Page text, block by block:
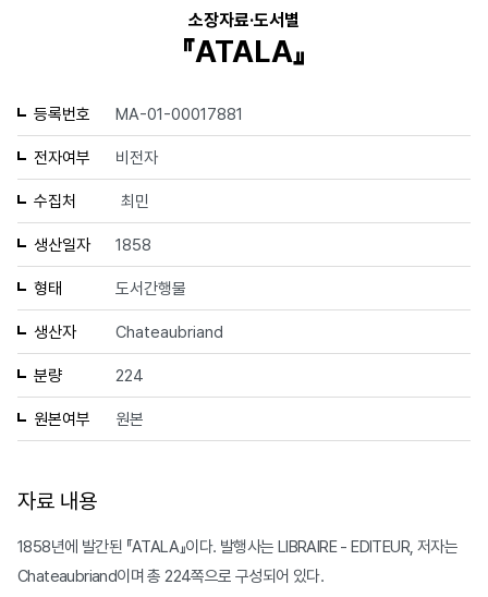
소장자료·도서별
『ATALA』
등록번호 MA-01-00017881
전자여부 비전자
수집처 최민
생산일자 1858
형태 도서간행물
생산자 Chateaubriand
분량 224
원본여부 원본
자료 내용
1858년에 발간된 『ATALA』이다. 발행사는 LIBRAIRE - EDITEUR, 저자는
Chateaubriand이며 총 224쪽으로 구성되어 있다.